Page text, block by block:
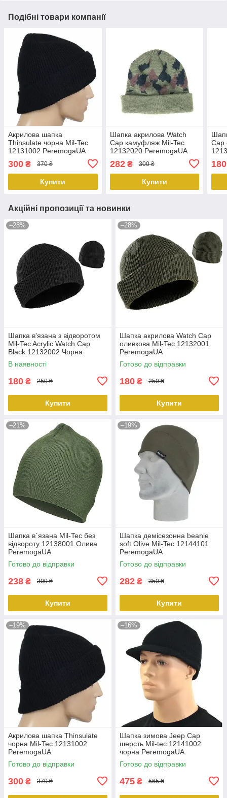
Подібні товари компанії
Акрилова шапка
Thinsulate чорна Mil-Tec
12131002 PeremogaUA
300 ₴ 370 ₴
Купити
Шапка акрилова Watch
Сар камуфляж Mil-Tec
12132020 PeremogaUA
282₴ 300 ₴
Купити
Сар
180
Акційні пропозиції та новинки
–28%
Шапка в'язана з відворотом
Mil-Tec Acrylic Watch Cap
Black 12132002 Чорна
PeremogaUA
В наявності
180 ₴ 250 ₴
Купити
–28%
Шапка акрилова Watch Сар
оливкова Mil-Tec 12132001
PeremogaUA
Готово до відправки
180 ₴ 250 ₴
Купити
–21%
Шапка в`язана Mil-Tec без
відвороту 12138001 Олива
PeremogaUA
Готово до відправки
238 ₴ 300 ₴
Купити
–19%
Шапка демісезонна beanie
soft Olive Mil-Tec 12144101
PeremogaUA
Готово до відправки
282 ₴ 350 ₴
Купити
–19%
Акрилова шапка Thinsulate
чорна Mil-Tec 12131002
PeremogaUA
Готово до відправки
300 ₴ 370 ₴
–16%
Шапка зимова Jeep Cap
шерсть Mil-tec 12141002
чорна PeremogaUA
Готово до відправки
475 ₴ 565 ₴